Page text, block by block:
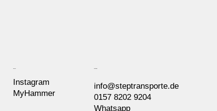
Kontakt
info@steptransporte.de
0157 8202 9204
Whatsapp
Social
Instagram
MyHammer